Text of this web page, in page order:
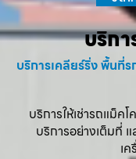
บริก
บริการเคลียร์ริ่ง พื้นที่
บริการให้เช่ารถแม็ค
บริการอย่างเต็มที่
เ